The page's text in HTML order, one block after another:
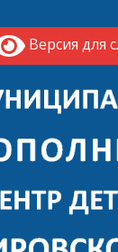
Версия для